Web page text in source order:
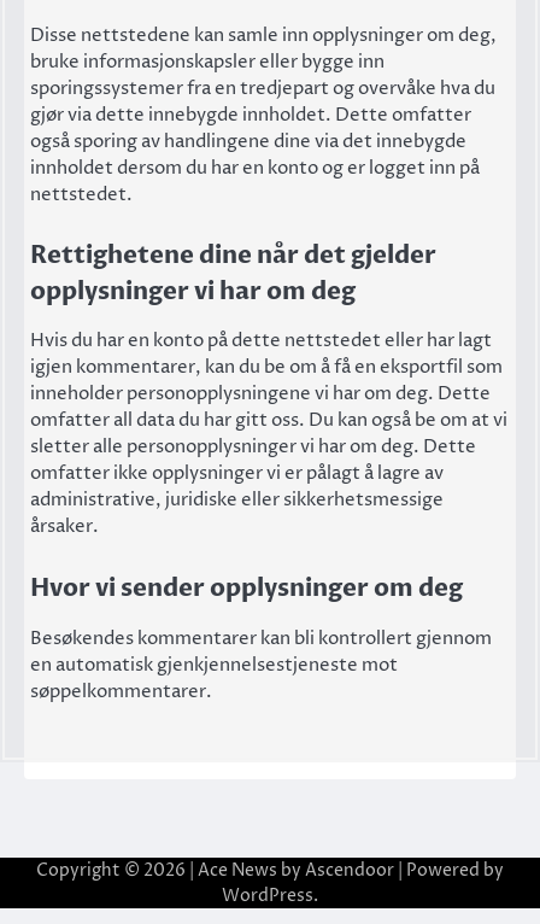
Disse nettstedene kan samle inn opplysninger om deg,
bruke informasjonskapsler eller bygge inn
sporingssystemer fra en tredjepart og overvåke hva du
gjør via dette innebygde innholdet. Dette omfatter
også sporing av handlingene dine via det innebygde
innholdet dersom du har en konto og er logget inn på
nettstedet.
Rettighetene dine når det gjelder
opplysninger vi har om deg
Hvis du har en konto på dette nettstedet eller har lagt
igjen kommentarer, kan du be om å få en eksportfil som
inneholder personopplysningene vi har om deg. Dette
omfatter all data du har gitt oss. Du kan også be om at vi
sletter alle personopplysninger vi har om deg. Dette
omfatter ikke opplysninger vi er pålagt å lagre av
administrative, juridiske eller sikkerhetsmessige
årsaker.
Hvor vi sender opplysninger om deg
Besøkendes kommentarer kan bli kontrollert gjennom
en automatisk gjenkjennelsestjeneste mot
søppelkommentarer.
Copyright © 2026 | Ace News by Ascendoor | Powered by
WordPress.